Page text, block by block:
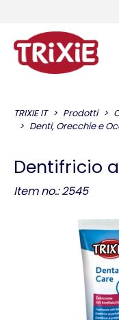
TRIXIE IT Prodotti
Denti, Orecchie e
Dentifricio
Item no.: 2545